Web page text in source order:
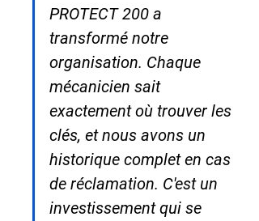
PROTECT 200 a
transformé notre
organisation. Chaque
mécanicien sait
exactement où trouver les
clés, et nous avons un
historique complet en cas
de réclamation. C'est un
investissement qui se